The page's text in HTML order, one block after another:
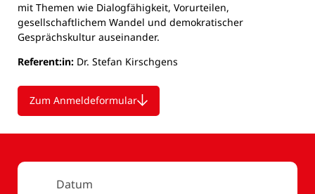
mit Themen wie Dialogfähigkeit, Vorurteilen,
gesellschaftlichem Wandel und demokratischer
Gesprächskultur auseinander.
Referent:in: Dr. Stefan Kirschgens
Zum Anmeldeformular
Datum